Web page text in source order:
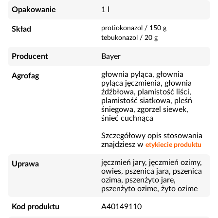
Opakowanie 1 l
Skład protiokonazol / 150 g
tebukonazol / 20 g
Producent Bayer
Agrofag
głownia pyląca, głownia
pyląca jęczmienia, głownia
źdźbłowa, plamistość liści,
plamistość siatkowa, pleśń
śniegowa, zgorzel siewek,
śnieć cuchnąca
Szczegółowy opis stosowania
znajdziesz w etykiecie produktu
Uprawa
jęczmień jary, jęczmień ozimy,
owies, pszenica jara, pszenica
ozima, pszenżyto jare,
pszenżyto ozime, żyto ozime
Kod produktu A40149110